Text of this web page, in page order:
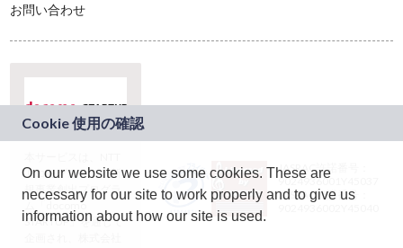
お問い合わせ
ドコモグループの新
規事業創出プログラ
ム「docomo
STARTUP」を通じて
JASRAC許諾番号：
9024936001Y45037
JASRAC許諾番号：
On our website we use some cookies. These are
necessary for our site to work properly and to give us
information about how our site is used.